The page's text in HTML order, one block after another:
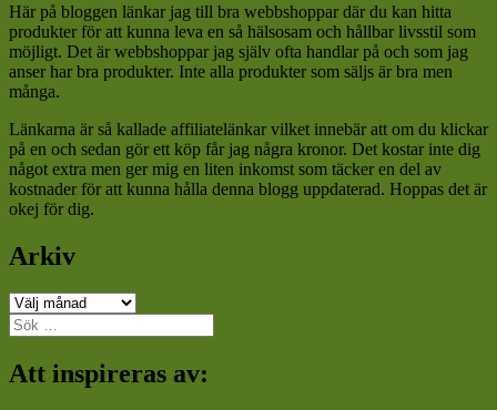
Här på bloggen länkar jag till bra webbshoppar där du kan hitta
produkter för att kunna leva en så hälsosam och hållbar livsstil som
möjligt. Det är webbshoppar jag själv ofta handlar på och som jag
anser har bra produkter. Inte alla produkter som säljs är bra men
många.
Länkarna är så kallade affiliatelänkar vilket innebär att om du klickar
på en och sedan gör ett köp får jag några kronor. Det kostar inte dig
något extra men ger mig en liten inkomst som täcker en del av
kostnader för att kunna hålla denna blogg uppdaterad. Hoppas det är
okej för dig.
Arkiv
Arkiv
Sök
efter:
Att inspireras av: